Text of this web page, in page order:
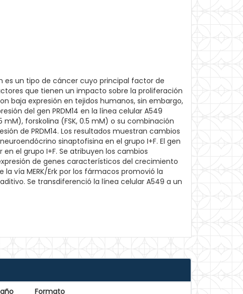
es un tipo de cáncer cuyo principal factor de
que tienen un impacto sobre la proliferación
baja expresión en tejidos humanos, sin embargo,
del gen PRDM14 en la línea celular A549
forskolina (FSK, 0.5 mM) o su combinación
de PRDM14. Los resultados muestran cambios
sinaptofisina en el grupo I+F. El gen
el grupo I+F. Se atribuyen los cambios
de genes característicos del crecimiento
vía MERK/Erk por los fármacos promovió la
Se transdiferenció la línea celular A549 a un
Formato